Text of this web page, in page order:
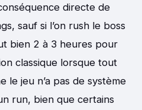
directe de
sauf si l’on rush le boss
bien 2 à 3 heures pour
classique lorsque tout
le jeu n’a pas de système
run, bien que certains